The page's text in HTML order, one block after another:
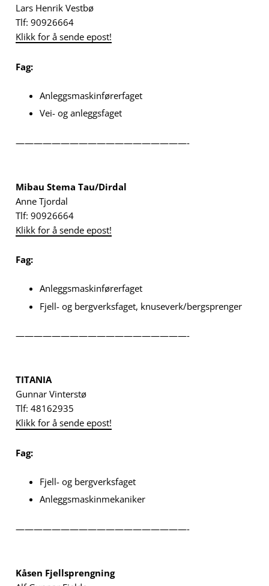
Lars Henrik Vestbø
Tlf: 90926664
Klikk for å sende epost!
Fag:
Anleggsmaskinførerfaget
Vei- og anleggsfaget
———————————————————-
Mibau Stema Tau/Dirdal
Anne Tjordal
Tlf: 90926664
Klikk for å sende epost!
Fag:
Anleggsmaskinførerfaget
Fjell- og bergverksfaget, knuseverk/bergsprenger
———————————————————-
TITANIA
Gunnar Vinterstø
Tlf: 48162935
Klikk for å sende epost!
Fag:
Fjell- og bergverksfaget
Anleggsmaskinmekaniker
———————————————————-
Kåsen Fjellsprengning